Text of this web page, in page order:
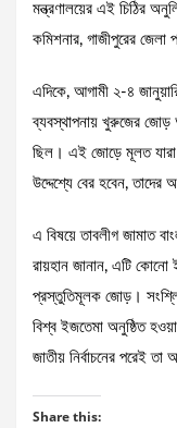
মন্ত্রণালয়ের এই চিঠির
কমিশনার, গাজীপুরের
এদিকে, আগামী ২-৪
ব্যবস্থাপনায় খুরুজের জোড়
ছিল। এই জোড়ে মূলত যারা
উদ্দেশ্যে বের হবেন,
এ বিষয়ে তাবলীগ জামাত
রায়হান জানান, এটি কোনো
প্রস্তুতিমূলক জোড়।
বিশ্ব ইজতেমা অনুষ্ঠিত
জাতীয় নির্বাচনের পরেই
Share this: